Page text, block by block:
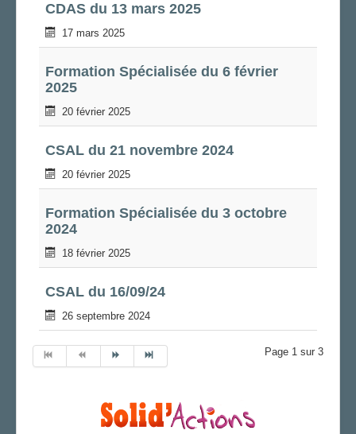
CDAS du 13 mars 2025
17 mars 2025
Formation Spécialisée du 6 février
2025
20 février 2025
CSAL du 21 novembre 2024
20 février 2025
Formation Spécialisée du 3 octobre
2024
18 février 2025
CSAL du 16/09/24
26 septembre 2024
Page 1 sur 3